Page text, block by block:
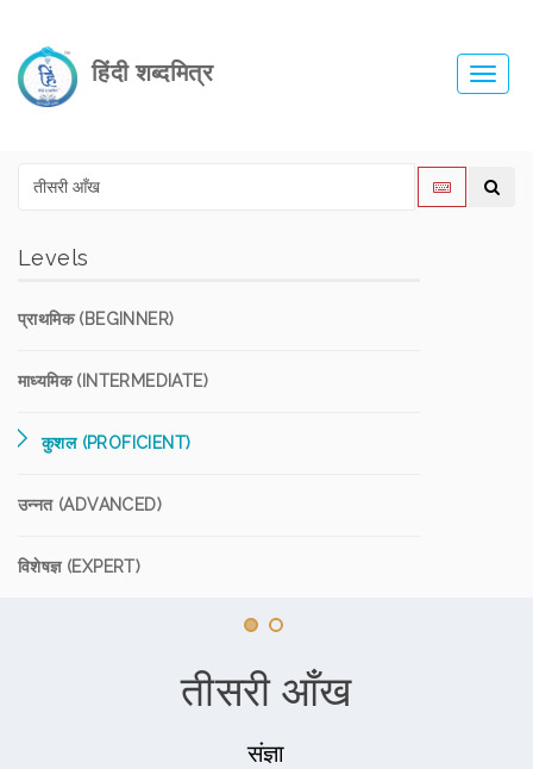
हिंदी शब्दमित्र
Levels
प्राथमिक (BEGINNER)
माध्यमिक (INTERMEDIATE)
कुशल (PROFICIENT)
उन्नत (ADVANCED)
विशेषज्ञ (EXPERT)
तीसरी आँख
संज्ञा